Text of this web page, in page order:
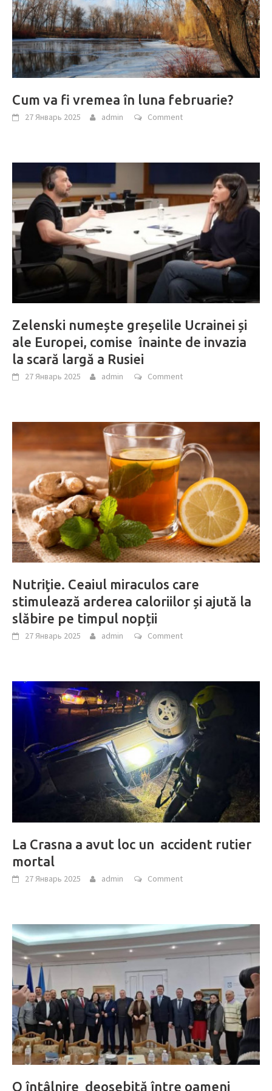
Cum va fi vremea în luna februarie?
27 Январь 2025 admin Comment
Zelenski numește greșelile Ucrainei și
ale Europei, comise înainte de invazia
la scară largă a Rusiei
27 Январь 2025 admin Comment
Nutriţie. Ceaiul miraculos care
stimulează arderea caloriilor și ajută la
slăbire pe timpul nopții
27 Январь 2025 admin Comment
La Crasna a avut loc un accident rutier
mortal
27 Январь 2025 admin Comment
O întâlnire deosebită între oameni